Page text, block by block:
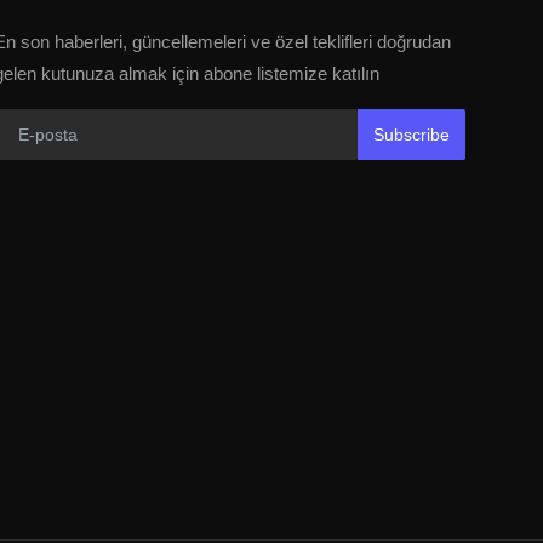
son haberleri, güncellemeleri ve özel teklifleri doğrudan
kutunuza almak için abone listemize katılın
Subscribe